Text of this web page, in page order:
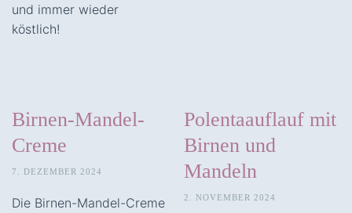
und immer wieder
köstlich!
Birnen-Mandel-
Creme
7. DEZEMBER 2024
Die Birnen-Mandel-Creme
Polentaauflauf mit
Birnen und
Mandeln
2. NOVEMBER 2024